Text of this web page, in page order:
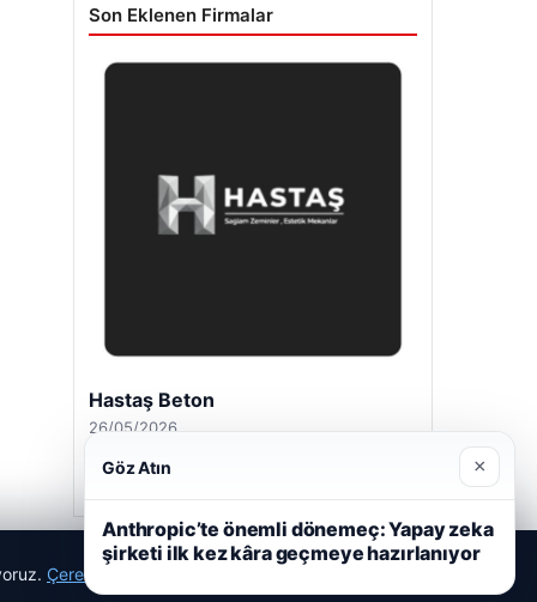
Son Eklenen Firmalar
Enes Kaplan Avukatlık Bürosu
28/04/2026
Çerez Politikamız
Göz Atın ×
Anthropic’te önemli dönemeç: Yapay zeka
şirketi ilk kez kâra geçmeye hazırlanıyor